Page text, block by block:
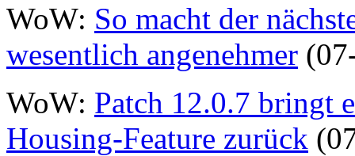
WoW: So macht der
wesentlich angenehmer
WoW: Patch 12.0.7 bringt
Housing-Feature zurück